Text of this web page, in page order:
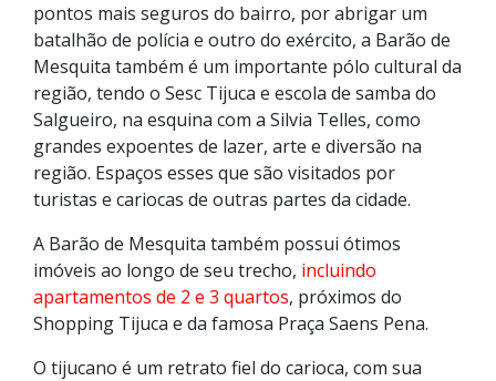
pontos mais seguros do bairro, por abrigar um
batalhão de polícia e outro do exército, a Barão de
Mesquita também é um importante pólo cultural da
região, tendo o Sesc Tijuca e escola de samba do
Salgueiro, na esquina com a Silvia Telles, como
grandes expoentes de lazer, arte e diversão na
região. Espaços esses que são visitados por
turistas e cariocas de outras partes da cidade.
A Barão de Mesquita também possui ótimos
imóveis ao longo de seu trecho, incluindo
apartamentos de 2 e 3 quartos, próximos do
Shopping Tijuca e da famosa Praça Saens Pena.
O tijucano é um retrato fiel do carioca, com sua